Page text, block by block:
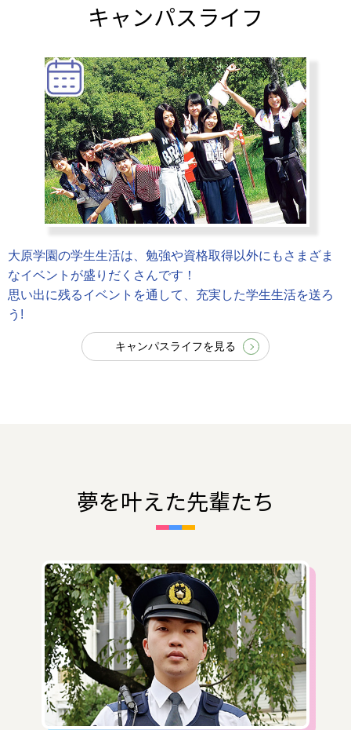
キャンパスライフ
大原学園の学生生活は、勉強や資格取得以外にもさまざま
なイベントが盛りだくさんです！
思い出に残るイベントを通して、充実した学生生活を送ろ
う!
キャンパスライフを見る
夢を叶えた先輩たち